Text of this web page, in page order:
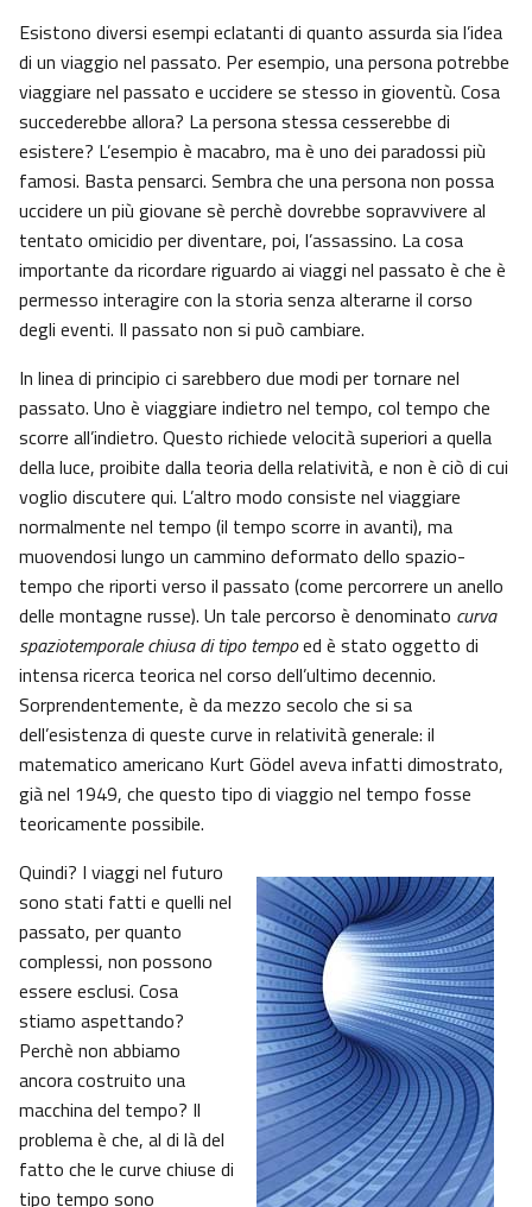
Esistono diversi esempi eclatanti di quanto assurda sia l’idea
di un viaggio nel passato. Per esempio, una persona potrebbe
viaggiare nel passato e uccidere se stesso in gioventù. Cosa
succederebbe allora? La persona stessa cesserebbe di
esistere? L’esempio è macabro, ma è uno dei paradossi più
famosi. Basta pensarci. Sembra che una persona non possa
uccidere un più giovane sè perchè dovrebbe sopravvivere al
tentato omicidio per diventare, poi, l’assassino. La cosa
importante da ricordare riguardo ai viaggi nel passato è che è
permesso interagire con la storia senza alterarne il corso
degli eventi. Il passato non si può cambiare.
In linea di principio ci sarebbero due modi per tornare nel
passato. Uno è viaggiare indietro nel tempo, col tempo che
scorre all’indietro. Questo richiede velocità superiori a quella
della luce, proibite dalla teoria della relatività, e non è ciò di cui
voglio discutere qui. L’altro modo consiste nel viaggiare
normalmente nel tempo (il tempo scorre in avanti), ma
muovendosi lungo un cammino deformato dello spazio-
tempo che riporti verso il passato (come percorrere un anello
delle montagne russe). Un tale percorso è denominato curva
spaziotemporale chiusa di tipo tempoed è stato oggetto di
intensa ricerca teorica nel corso dell’ultimo decennio.
Sorprendentemente, è da mezzo secolo che si sa
dell’esistenza di queste curve in relatività generale: il
matematico americano Kurt Gödel aveva infatti dimostrato,
già nel 1949, che questo tipo di viaggio nel tempo fosse
teoricamente possibile.
Quindi? I viaggi nel futuro
sono stati fatti e quelli nel
passato, per quanto
complessi, non possono
essere esclusi. Cosa
stiamo aspettando?
Perchè non abbiamo
ancora costruito una
macchina del tempo? Il
problema è che, al di là del
fatto che le curve chiuse di
tipo tempo sono